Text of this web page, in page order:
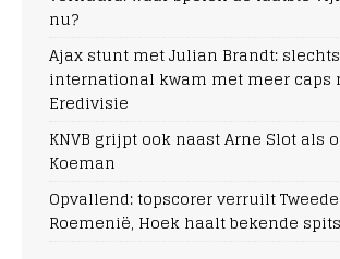
nu?
Ajax stunt met Julian Brandt:
international kwam met meer caps
Eredivisie
KNVB grijpt ook naast Arne Slot als
Koeman
Opvallend: topscorer verruilt
Roemenië, Hoek haalt bekende spits